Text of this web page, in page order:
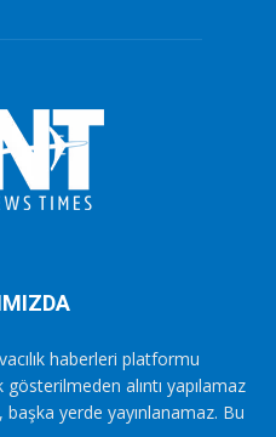
haberleri platformu
alıntı yapılamaz
yerde yayınlanamaz. Bu